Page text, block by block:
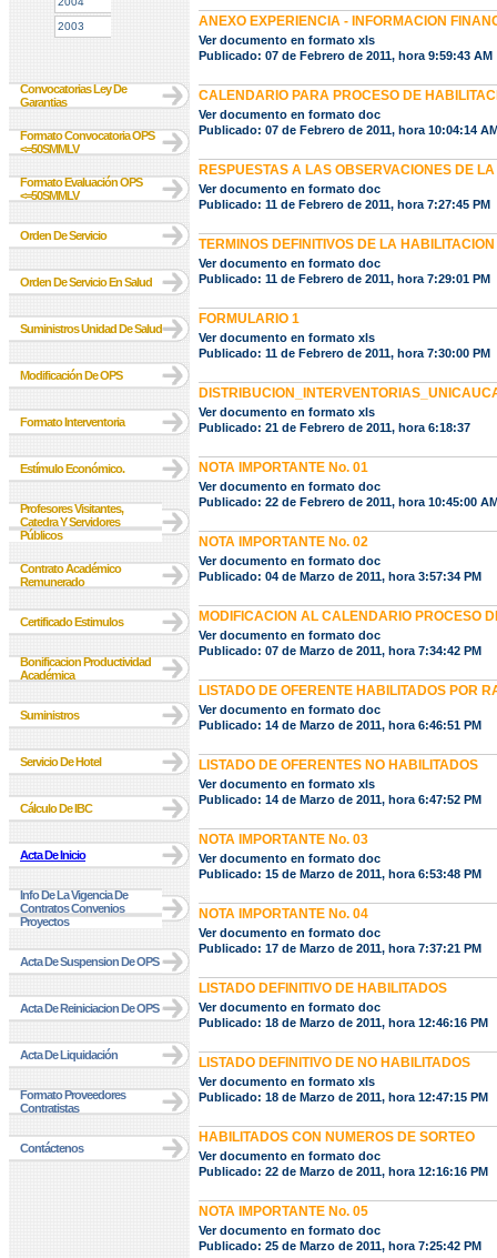
2003
Convocatorias Ley De
Garantias
Formato Convocatoria OPS
<=50SMMLV
Formato Evaluación OPS
<=50SMMLV
Orden De Servicio
Orden De Servicio En Salud
Suministros Unidad De Salud
Modificación De OPS
Formato Interventoria
Estímulo Económico.
Profesores Visitantes,
Catedra Y Servidores
Públicos
Contrato Académico
Remunerado
Certificado Estimulos
Bonificacion Productividad
Académica
Suministros
Servicio De Hotel
Cálculo De IBC
Acta De Inicio
Info De La Vigencia De
Contratos Convenios
Proyectos
Acta De Suspension De OPS
Acta De Reiniciacion De OPS
Acta De Liquidación
Formato Proveedores
Contratistas
Contáctenos
ANEXO EXPERIENCIA - INFORMACION
Ver documento en formato xls
Publicado: 07 de Febrero de 2011, hora 9:59:43 AM
CALENDARIO PARA PROCESO DE
Ver documento en formato doc
Publicado: 07 de Febrero de 2011, hora 10:04:14
RESPUESTAS A LAS OBSERVACIONES DE
Ver documento en formato doc
Publicado: 11 de Febrero de 2011, hora 7:27:45 PM
TERMINOS DEFINITIVOS DE LA
Ver documento en formato doc
Publicado: 11 de Febrero de 2011, hora 7:29:01 PM
FORMULARIO 1
Ver documento en formato xls
Publicado: 11 de Febrero de 2011, hora 7:30:00 PM
Ver documento en formato xls
Publicado: 21 de Febrero de 2011, hora 6:18:37
NOTA IMPORTANTE No. 01
Ver documento en formato doc
Publicado: 22 de Febrero de 2011, hora 10:45:00
NOTA IMPORTANTE No. 02
Ver documento en formato doc
Publicado: 04 de Marzo de 2011, hora 3:57:34 PM
MODIFICACION AL CALENDARIO PROCESO
Ver documento en formato doc
Publicado: 07 de Marzo de 2011, hora 7:34:42 PM
LISTADO DE OFERENTE HABILITADOS POR
Ver documento en formato doc
Publicado: 14 de Marzo de 2011, hora 6:46:51 PM
LISTADO DE OFERENTES NO HABILITADOS
Ver documento en formato xls
Publicado: 14 de Marzo de 2011, hora 6:47:52 PM
NOTA IMPORTANTE No. 03
Ver documento en formato doc
Publicado: 15 de Marzo de 2011, hora 6:53:48 PM
NOTA IMPORTANTE No. 04
Ver documento en formato doc
Publicado: 17 de Marzo de 2011, hora 7:37:21 PM
LISTADO DEFINITIVO DE HABILITADOS
Ver documento en formato doc
Publicado: 18 de Marzo de 2011, hora 12:46:16 PM
LISTADO DEFINITIVO DE NO HABILITADOS
Ver documento en formato xls
Publicado: 18 de Marzo de 2011, hora 12:47:15 PM
HABILITADOS CON NUMEROS DE SORTEO
Ver documento en formato doc
Publicado: 22 de Marzo de 2011, hora 12:16:16 PM
NOTA IMPORTANTE No. 05
Ver documento en formato doc
Publicado: 25 de Marzo de 2011, hora 7:25:42 PM